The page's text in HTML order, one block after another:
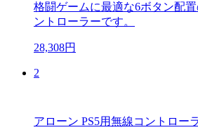
格闘ゲームに最適な6ボタン配
ントローラーです。
28,308円
2
アローン PS5用無線コントロー